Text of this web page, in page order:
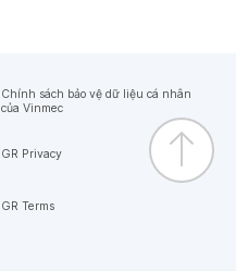
Chính sách bảo vệ dữ liệu cá nhân
của Vinmec
GR Privacy
GR Terms